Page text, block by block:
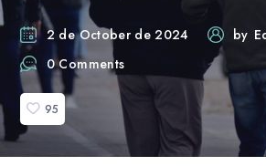
2 de October de 2024 by
0 Comments
95